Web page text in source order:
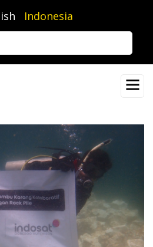
Indonesia